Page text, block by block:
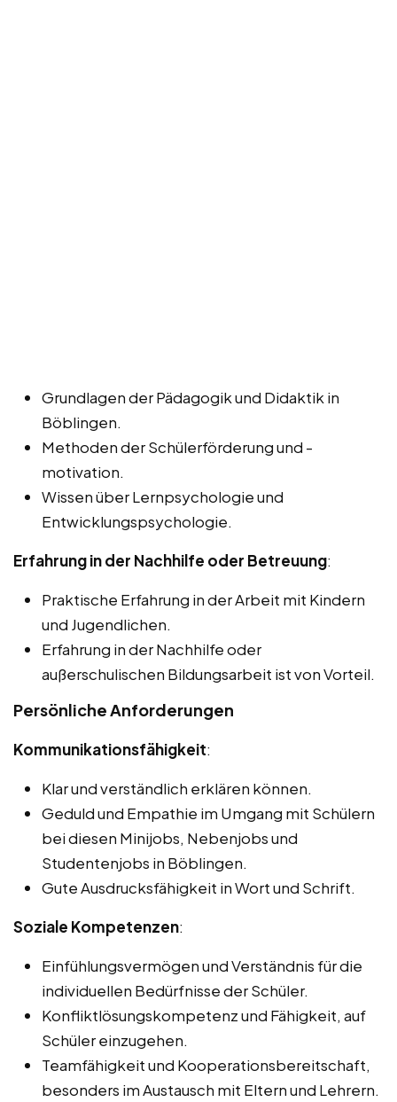
Grundlagen der Pädagogik und Didaktik in
Böblingen.
Methoden der Schülerförderung und -
motivation.
Wissen über Lernpsychologie und
Entwicklungspsychologie.
Erfahrung in der Nachhilfe oder Betreuung:
Praktische Erfahrung in der Arbeit mit Kindern
und Jugendlichen.
Erfahrung in der Nachhilfe oder
außerschulischen Bildungsarbeit ist von Vorteil.
Persönliche Anforderungen
Kommunikationsfähigkeit:
Klar und verständlich erklären können.
Geduld und Empathie im Umgang mit Schülern
bei diesen Minijobs, Nebenjobs und
Studentenjobs in Böblingen.
Gute Ausdrucksfähigkeit in Wort und Schrift.
Soziale Kompetenzen:
Einfühlungsvermögen und Verständnis für die
individuellen Bedürfnisse der Schüler.
Konfliktlösungskompetenz und Fähigkeit, auf
Schüler einzugehen.
Teamfähigkeit und Kooperationsbereitschaft,
besonders im Austausch mit Eltern und Lehrern.